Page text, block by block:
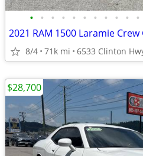
• • • • • • • • • • •
2021 RAM 1500 Laramie Crew
8/4 71k mi 6533 Clinton
$28,700